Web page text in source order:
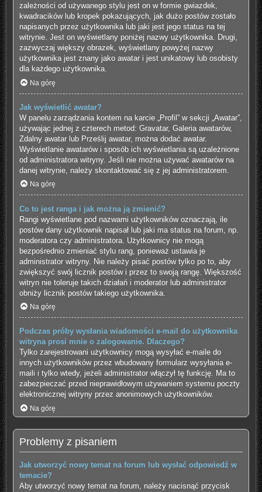
zależności od używanego stylu jest on w formie gwiazdek,
kwadracików lub kropek pokazujących, jak dużo postów zostało
napisanych przez użytkownika lub jaki jest jego status na tej
witrynie. Jest on wyświetlany poniżej nazwy użytkownika. Drugi,
zazwyczaj większy obrazek, wyświetlany powyżej nazwy
użytkownika jest znany jako awatar i jest unikatowy lub osobisty
dla każdego użytkownika.
Na górę
Jak wyświetlić awatar?
W panelu zarządzania kontem na karcie „Profil” w sekcji „Awatar”,
używając jednej z czterech metod: Gravatar, Galeria awatarów,
Zdalny awatar lub Prześlij awatar, można dodać awatar.
Wyświetlanie awatarów i sposób ich wyświetlania są uzależnione
od administratora witryny. Jeśli nie można używać awatarów na
danej witrynie, należy skontaktować się z jej administratorem.
Na górę
Co to jest ranga i jak można ją zmienić?
Rangi wyświetlane pod nazwami użytkowników oznaczają, ile
postów dany użytkownik napisał lub jaki ma status na forum, np.
moderatora czy administratora. Użytkownicy nie mogą
bezpośrednio zmieniać stylu rang, ponieważ ustawia je
administrator witryny. Nie należy pisać postów tylko po to, aby
zwiększyć swój licznik postów i przez to swoją rangę. Większość
witryn nie toleruje takich działań i moderator lub administrator
obniży licznik postów takiego użytkownika.
Na górę
Podczas próby wysłania wiadomości e-mail do użytkownika
witryna prosi mnie o zalogowanie. Dlaczego?
Tylko zarejestrowani użytkownicy mogą wysyłać e-maile do
innych użytkowników przez wbudowany formularz wysyłania e-
maili i tylko wtedy, jeżeli administrator włączył tę funkcję. Ma to
zabezpieczać przed nieprawidłowym używaniem systemu poczty
elektronicznej witryny przez anonimowych użytkowników.
Na górę
Problemy z pisaniem
Jak utworzyć nowy temat na forum lub wysłać odpowiedź w
temacie?
Aby utworzyć nowy temat na forum, należy nacisnąć przycisk